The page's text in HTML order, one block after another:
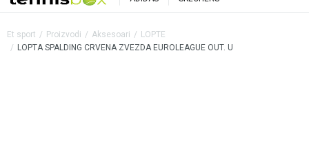
Et sport Proizvodi Aksesoari
LOPTE
LOPTA SPALDING CRVENA ZVEZDA EUROLEAGUE OUT. U